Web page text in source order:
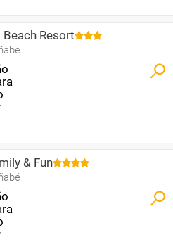
Resort
& Fun